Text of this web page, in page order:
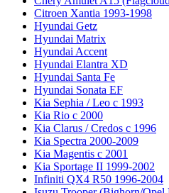
Citroen Xantia 1993-1998
Hyundai Getz
Hyundai Matrix
Hyundai Accent
Hyundai Elantra XD
Hyundai Santa Fe
Hyundai Sonata EF
Kia Sephia / Leo с 1993
Kia Rio с 2000
Kia Clarus / Credos с 1996
Kia Spectra 2000-2009
Kia Magentis с 2001
Kia Sportage II 1999-2002
Infiniti QX4 R50 1996-2004